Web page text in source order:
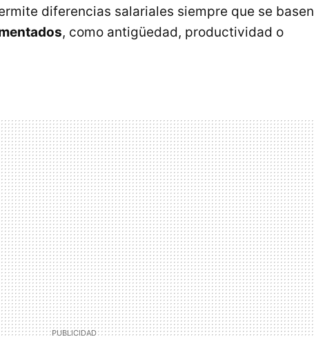
diferencias salariales siempre que se basen
, como antigüedad, productividad o